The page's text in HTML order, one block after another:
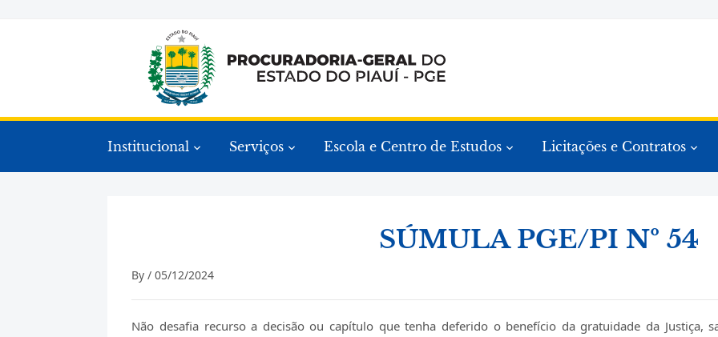
Institucional Serviços Escola e Centro de Estudos Licitações e Contratos
SÚMULA PGE/PI Nº 54
By /05/12/2024
Não desafia recurso a decisão ou capítulo que tenha deferido o benefício da gratuidade da Justiça,